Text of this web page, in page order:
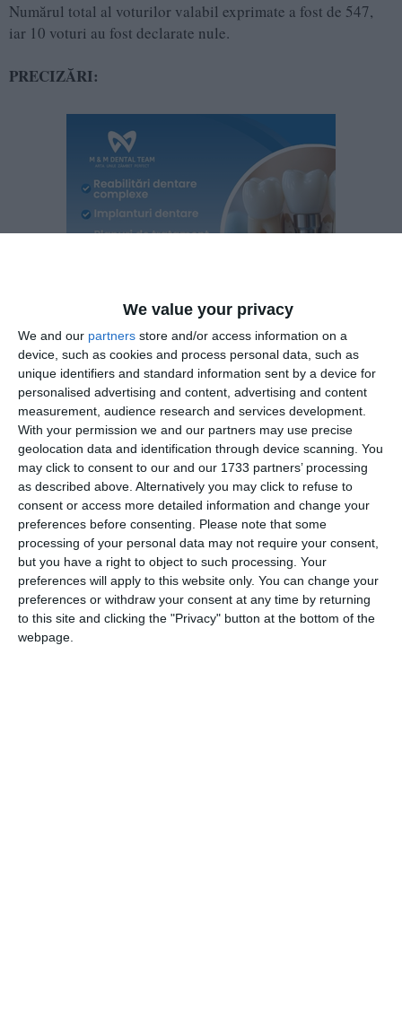
We value your privacy
We and our partners store and/or access information on a
device, such as cookies and process personal data, such as
unique identifiers and standard information sent by a device for
personalised advertising and content, advertising and content
measurement, audience research and services development.
With your permission we and our partners may use precise
geolocation data and identification through device scanning. You
may click to consent to our and our 1733 partners’ processing
as described above. Alternatively you may click to refuse to
consent or access more detailed information and change your
preferences before consenting.
Please note that some
processing of your personal data may not require your consent,
but you have a right to object to such processing. Your
preferences will apply to this website only. You can change your
preferences or withdraw your consent at any time by returning
to this site and clicking the "Privacy" button at the bottom of the
webpage.
Numărul total al voturilor valabil exprimate a fost de 547,
iar 10 voturi au fost declarate nule.
PRECIZĂRI:
Legea 190 din 2018, la articolul 7, menţionează că
activitatea jurnalistică este exonerată de la unele
prevederi ale Regulamentului GDPR, dacă se păstrează
un echilibru între libertatea de exprimare şi protecţia
datelor cu caracter personal.
Informațiile din prezentul articol sunt de interes public și
sunt obținute din surse publice deschise.
Citește și: